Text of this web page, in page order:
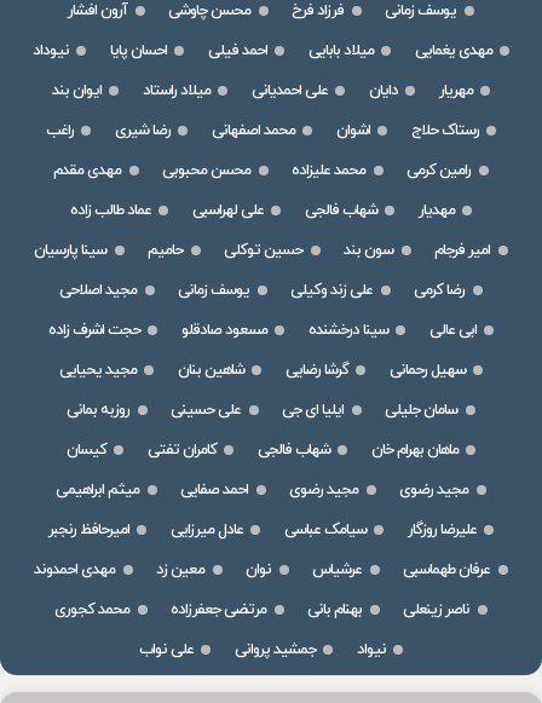
یوسف زمانی فرزاد فرخ محسن چاوشی
آرون افشار
مهدی یغمایی
میلاد بابایی احمد فیلی احسان پایا
نیوداد
مهریار
دایان علی احمدیانی میلاد راستاد
ایوان بند
رستاک حلاج
اشوان محمد اصفهانی رضا شیری
راغب
رامین کرمی
محمد علیزاده محسن محبوبی
مهدی مقدم
مهدیار
شهاب فالجی علی لهراسبی
عماد طالب زاده
امیر فرجام
سون بند حسین توکلی حامیم
سینا پارسیان
رضا کرمی
علی زند وکیلی یوسف زمانی
مجید اصلاحی
ابی عالی
سینا درخشنده مسعود صادقلو
حجت اشرف زاده
سهیل رحمانی
گرشا رضایی شاهین بنان
مجید یحیایی
سامان جلیلی
ایلیا ای جی علی حسینی
روزبه بمانی
ماهان بهرام خان
شهاب فالجی کامران تفتی
کیسان
مجید رضوی
مجید رضوی احمد صفایی
میثم ابراهیمی
علیرضا روزگار
سیامک عباسی عادل میرزایی
امیرحافظ رنجبر
عرفان طهماسبی
عرشیاس نوان معین زد
مهدی احمدوند
ناصر زینعلی
بهنام بانی مرتضی جعفرزاده
محمد کجوری
نیواد
جمشید پروانی علی نواب